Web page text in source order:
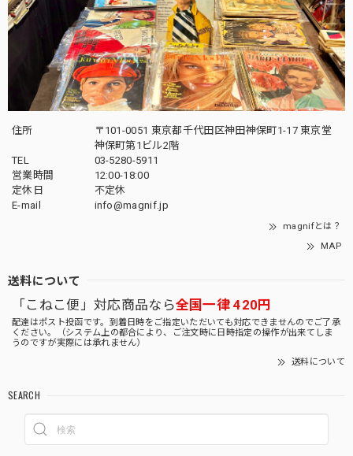
住所
〒101-0051 東京都千代田区神田神保町1-17 東京堂
神保町第1ビル2階
TEL
03-5280-5911
営業時間
12:00-18:00
定休日
不定休
E-mail
info@magnif.jp
magnifとは？
MAP
送料について
「こねこ便」対応商品なら全国一律 420円
配達はポスト投函です。到着日時をご指定いただいても対応できませんのでご了承
ください。（システム上の都合により、ご注文時に日時指定の操作が出来てしま
うのですが実際には承れません）
送料について
SEARCH